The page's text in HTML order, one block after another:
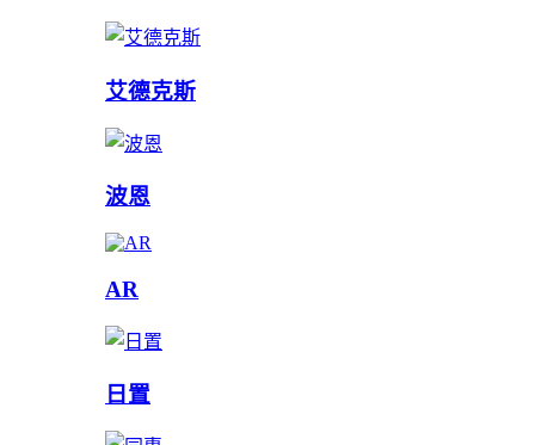
艾德克斯
波恩
AR
日置